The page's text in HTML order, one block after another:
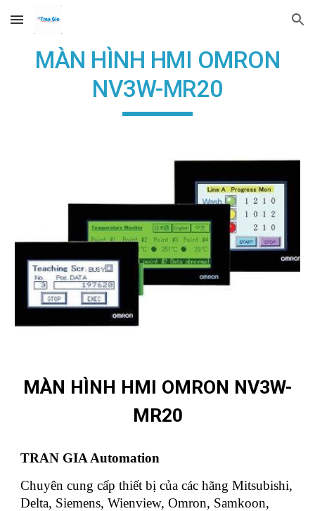
Skip to main content Skip to navigation
MÀN HÌNH HMI OMRON
NV3W-MR20
MÀN HÌNH HMI OMRON NV3W-
MR20
TRAN GIA Automation
Chuyên cung cấp thiết bị của các hãng Mitsubishi,
Delta, Siemens, Wienview, Omron, Samkoon,